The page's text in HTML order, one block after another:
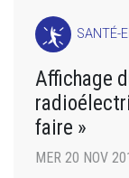
SANTÉ-
Affichage
faire »
MER 20 NOV